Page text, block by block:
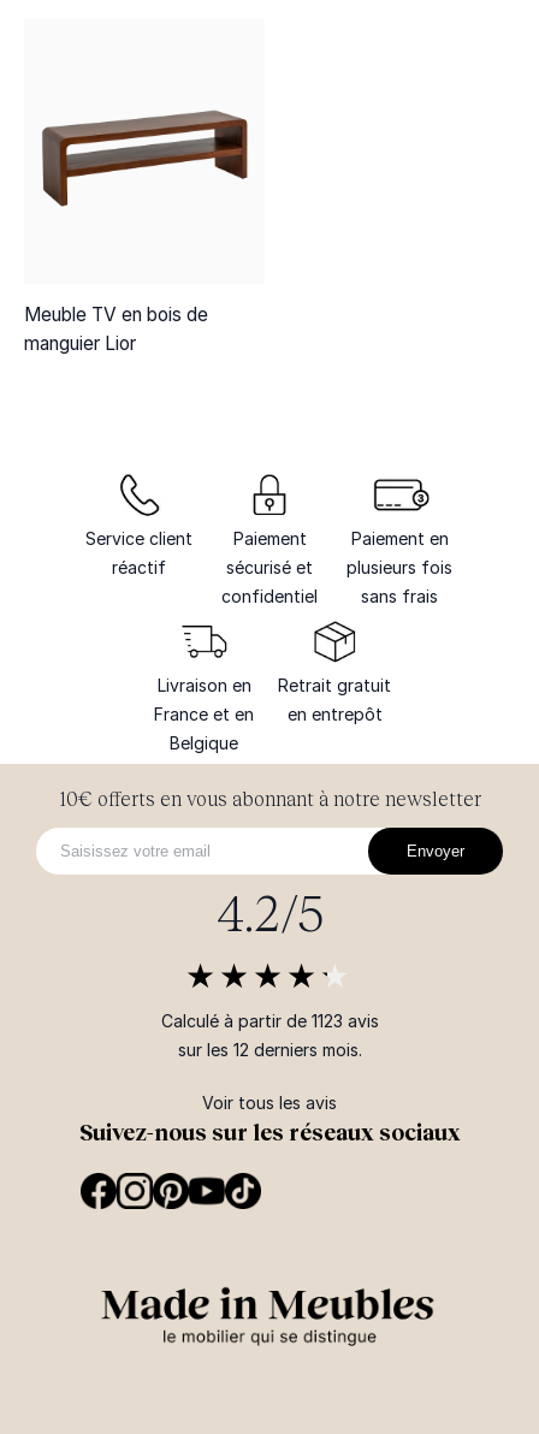
Meuble TV en bois de
manguier Lior
Service client
réactif
Paiement
sécurisé et
confidentiel
Paiement en
plusieurs fois
sans frais
Livraison en
France et en
Belgique
Retrait gratuit
en entrepôt
Suivez-nous sur les réseaux sociaux
10€ offerts en vous abonnant à notre newsletter
Envoyer
4.2/5
Calculé à partir de 1123 avis
sur les 12 derniers mois.
Voir tous les avis